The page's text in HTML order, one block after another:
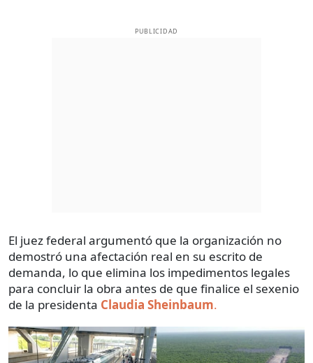
PUBLICIDAD
El juez federal argumentó que la organización no
demostró una afectación real en su escrito de
demanda, lo que elimina los impedimentos legales
para concluir la obra antes de que finalice el sexenio
de la presidenta Claudia Sheinbaum.